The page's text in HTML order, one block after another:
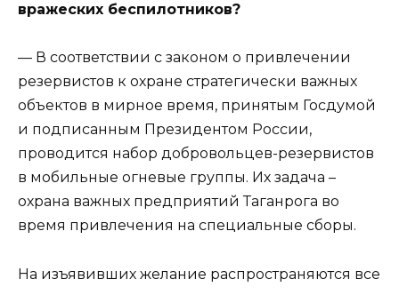
вражеских беспилотников?
— В соответствии с законом о привлечении
резервистов к охране стратегически важных
объектов в мирное время, принятым Госдумой
и подписанным Президентом России,
проводится набор добровольцев-резервистов
в мобильные огневые группы. Их задача –
охрана важных предприятий Таганрога во
время привлечения на специальные сборы.
На изъявивших желание распространяются все